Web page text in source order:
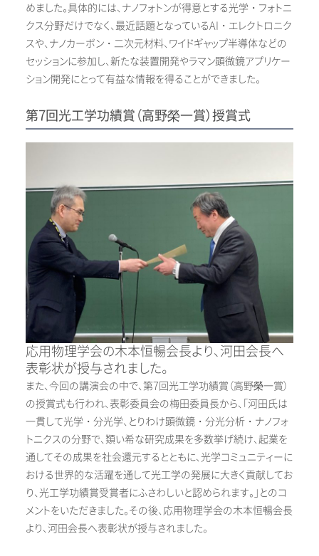
めました。具体的には、ナノフォトンが得意とする光学・フォトニ
クス分野だけでなく、最近話題となっているAI・エレクトロニク
スや、ナノカーボン・二次元材料、ワイドギャップ半導体などの
セッションに参加し、新たな装置開発やラマン顕微鏡アプリケー
ション開発にとって有益な情報を得ることができました。
第7回光工学功績賞（高野榮一賞）授賞式
応用物理学会の木本恒暢会長より、河田会長へ
表彰状が授与されました。
また、今回の講演会の中で、第7回光工学功績賞（高野榮一賞）
の授賞式も行われ、表彰委員会の梅田委員長から、「河田氏は
一貫して光学・分光学、とりわけ顕微鏡・分光分析・ナノフォ
トニクスの分野で、類い希な研究成果を多数挙げ続け、起業を
通してその成果を社会還元するとともに、光学コミュニティーに
おける世界的な活躍を通して光工学の発展に大きく貢献してお
り、光工学功績賞受賞者にふさわしいと認められます。」とのコ
メントをいただきました。その後、応用物理学会の木本恒暢会長
より、河田会長へ表彰状が授与されました。